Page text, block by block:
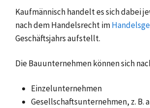
Kaufmännisch handelt es sich dabei
nach dem Handelsrecht im
Geschäftsjahrs aufstellt.
Die Bauunternehmen können sich
Einzelunternehmen
Gesellschaftsunternehmen, z. B.